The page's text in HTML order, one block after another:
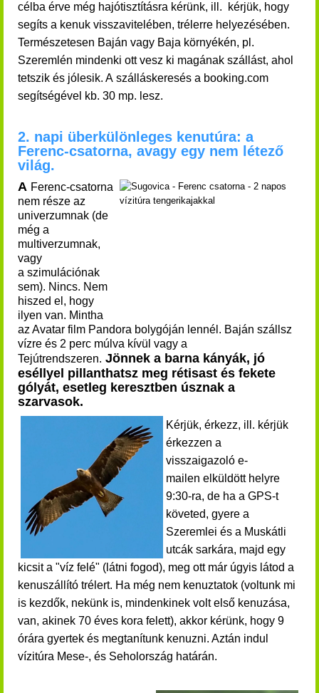
célba érve még hajótisztításra kérünk, ill. kérjük, hogy
segíts a kenuk visszavitelében, trélerre helyezésében.
Természetesen Baján vagy Baja környékén, pl.
Szeremlén mindenki ott vesz ki magának szállást, ahol
tetszik és jólesik. A szálláskeresés a booking.com
segítségével kb. 30 mp. lesz.
2. napi überkülönleges kenutúra: a
Ferenc-csatorna, avagy egy nem létező
világ.
A Ferenc-csatorna
nem része az
univerzumnak (de
még a
multiverzumnak,
vagy
a szimulációnak
sem). Nincs. Nem
hiszed el, hogy
ilyen van. Mintha
az Avatar film Pandora bolygóján lennél. Baján szállsz
vízre és 2 perc múlva kívül vagy a
Tejútrendszeren. Jönnek a barna kányák, jó
eséllyel pillanthatsz meg rétisast és fekete
gólyát, esetleg keresztben úsznak a
szarvasok.
Kérjük, érkezz, ill. kérjük
érkezzen a
visszaigazoló e-
mailen elküldött helyre
9:30-ra, de ha a GPS-t
követed, gyere a
Szeremlei és a Muskátli
utcák sarkára, majd egy
kicsit a "víz felé" (látni fogod), meg ott már úgyis látod a
kenuszállító trélert. Ha még nem kenuztatok (voltunk mi
is kezdők, nekünk is, mindenkinek volt első kenuzása,
van, akinek 70 éves kora felett), akkor kérünk, hogy 9
órára gyertek és megtanítunk kenuzni. Aztán indul
vízitúra Mese-, és Seholország határán.